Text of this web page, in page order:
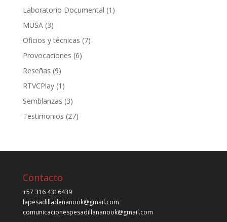
Laboratorio Documental (1)
MUSA(3)
Oficios y técnicas (7)
Provocaciones (6)
Reseñas (9)
RTVCPlay(1)
Semblanzas (3)
Testimonios (27)
Contacto
+57 316 4316439
lapesadilladenanook@gmail.com
comunicacionespesadillananook@gmail.com